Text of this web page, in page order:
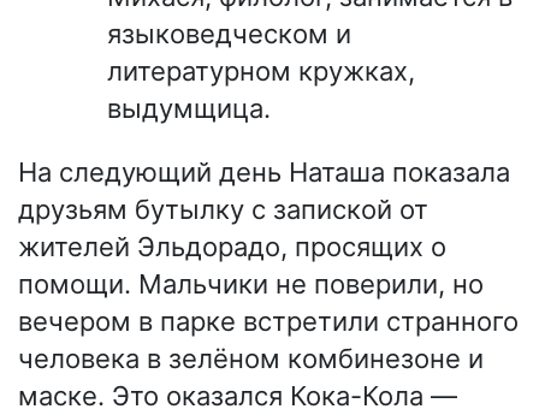
языковедческом и
литературном кружках,
выдумщица.
На следующий день Наташа показала
друзьям бутылку с запиской от
жителей Эльдорадо, просящих о
помощи. Мальчики не поверили, но
вечером в парке встретили странного
человека в зелёном комбинезоне и
маске. Это оказался Кока-Кола —